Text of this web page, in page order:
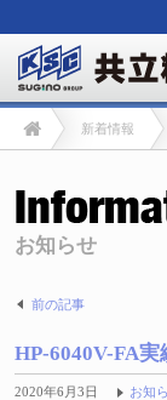
新着情報
お知らせ
前の記事
HP-6040V-FA
2020年6月3日 お知